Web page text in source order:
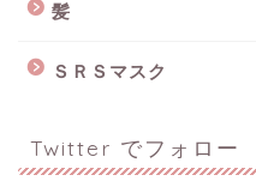
髪
ＳＲＳマスク
Twitter でフォロー